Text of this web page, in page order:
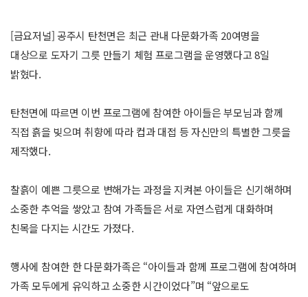
[금요저널] 공주시 탄천면은 최근 관내 다문화가족 20여명을
대상으로 도자기 그릇 만들기 체험 프로그램을 운영했다고 8일
밝혔다.
탄천면에 따르면 이번 프로그램에 참여한 아이들은 부모님과 함께
직접 흙을 빚으며 취향에 따라 컵과 대접 등 자신만의 특별한 그릇을
제작했다.
찰흙이 예쁜 그릇으로 변해가는 과정을 지켜본 아이들은 신기해하며
소중한 추억을 쌓았고 참여 가족들은 서로 자연스럽게 대화하며
친목을 다지는 시간도 가졌다.
행사에 참여한 한 다문화가족은 “아이들과 함께 프로그램에 참여하며
가족 모두에게 유익하고 소중한 시간이었다”며 “앞으로도